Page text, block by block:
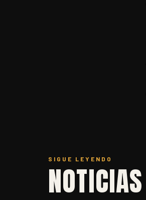
SIGUE LEYENDO
NOTICIAS